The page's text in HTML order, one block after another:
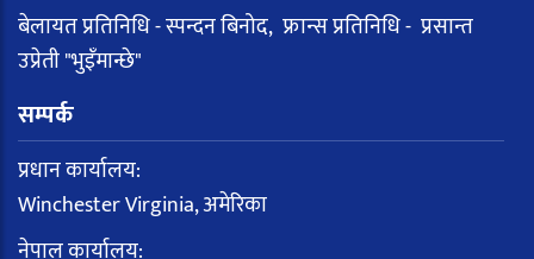
बेलायत प्रतिनिधि - स्पन्दन बिनोद, फ्रान्स प्रतिनिधि - प्रसान्त
उप्रेती "भुइँमान्छे"
सम्पर्क
प्रधान कार्यालय:
Winchester Virginia, अमेरिका
नेपाल कार्यालय: